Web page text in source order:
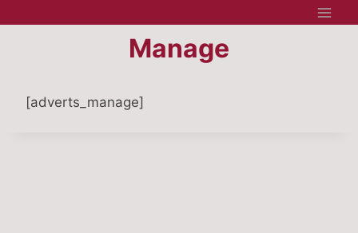
Manage
[adverts_manage]